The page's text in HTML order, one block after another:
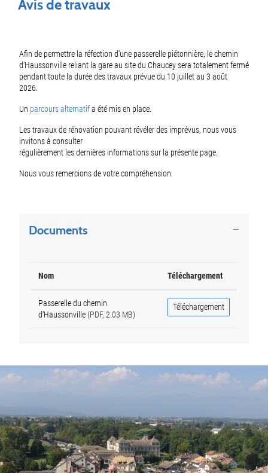
Avis de travaux
Afin de permettre la réfection d'une passerelle piétonnière, le chemin
d'Haussonville reliant la gare au site du Chaucey sera totalement fermé
pendant toute la durée des travaux prévue du 10 juillet au 3 août
2026.
Un parcours alternatifa été mis en place.
Les travaux de rénovation pouvant révéler des imprévus, nous vous
invitons à consulter
régulièrement les dernières informations sur la présente page.
Nous vous remercions de votre compréhension.
Documents
Nom Téléchargement
Passerelle du chemin
d'Haussonville (PDF, 2.03 MB)
Téléchargement
Fusszeile